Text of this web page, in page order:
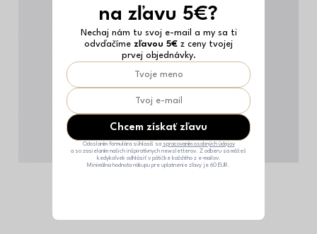
na zľavu 5€?
Nechaj nám tu svoj e-mail a my sa ti
odvďačíme zľavou 5€ z ceny tvojej
prvej objednávky.
Chcem získať zľavu
Odoslaním formulára súhlasíš sa spracovaním osobných údajov
a so zasielaním našich inšpiratívnych newsletterov. Z odberu sa môžeš
kedykoľvek odhlásiť v pätičke každého z e-mailov.
Minimálna hodnota nákupu pre uplatnenie zľavy je 60 EUR.